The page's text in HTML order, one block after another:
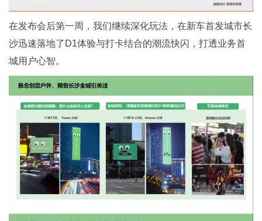
在发布会后第一周，我们继续深化玩法，在新车首发城市长
沙迅速落地了D1体验与打卡结合的潮流快闪，打透业务首
城用户心智。